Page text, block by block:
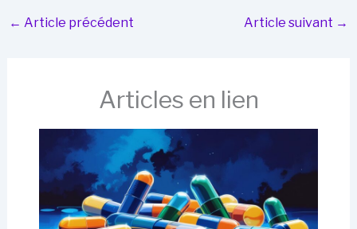
← Article précédent Article suivant →
Articles en lien